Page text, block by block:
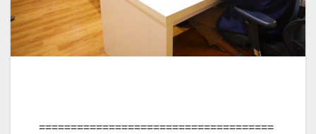
=====================================